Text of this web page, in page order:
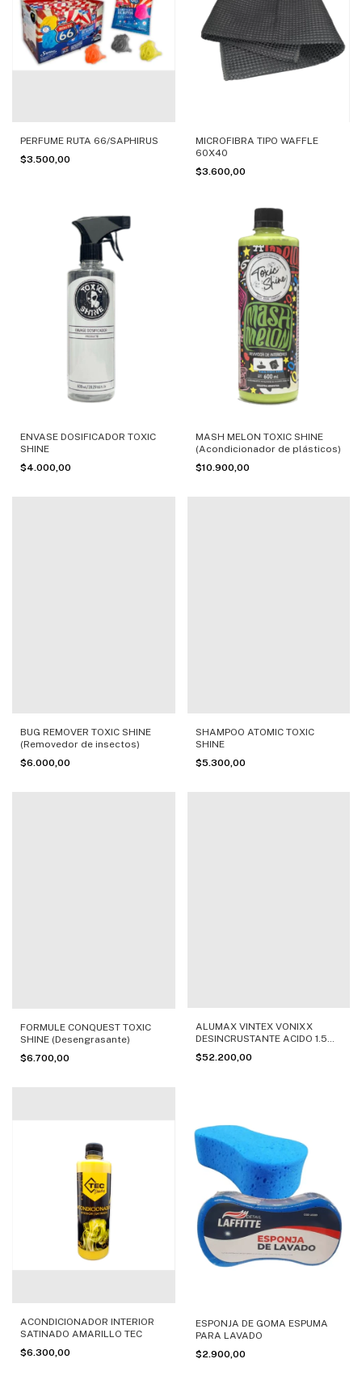
PERFUME RUTA 66/SAPHIRUS
$3.500,00
MICROFIBRA TIPO WAFFLE
60X40
$3.600,00
ENVASE DOSIFICADOR TOXIC
SHINE
$4.000,00
MASH MELON TOXIC SHINE
(Acondicionador de plásticos)
$10.900,00
BUG REMOVER TOXIC SHINE
(Removedor de insectos)
$6.000,00
SHAMPOO ATOMIC TOXIC
SHINE
$5.300,00
FORMULE CONQUEST TOXIC
SHINE (Desengrasante)
$6.700,00
ALUMAX VINTEX VONIXX
DESINCRUSTANTE ACIDO 1.5
LTS
$52.200,00
ACONDICIONADOR INTERIOR
SATINADO AMARILLO TEC
$6.300,00
ESPONJA DE GOMA ESPUMA
PARA LAVADO
$2.900,00